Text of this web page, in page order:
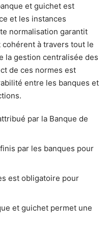
et guichet est
et les instances
normalisation garantit
à travers tout le
la gestion centralisée des
de ces normes est
entre les banques et
par la Banque de
par les banques pour
est obligatoire pour
et guichet permet une